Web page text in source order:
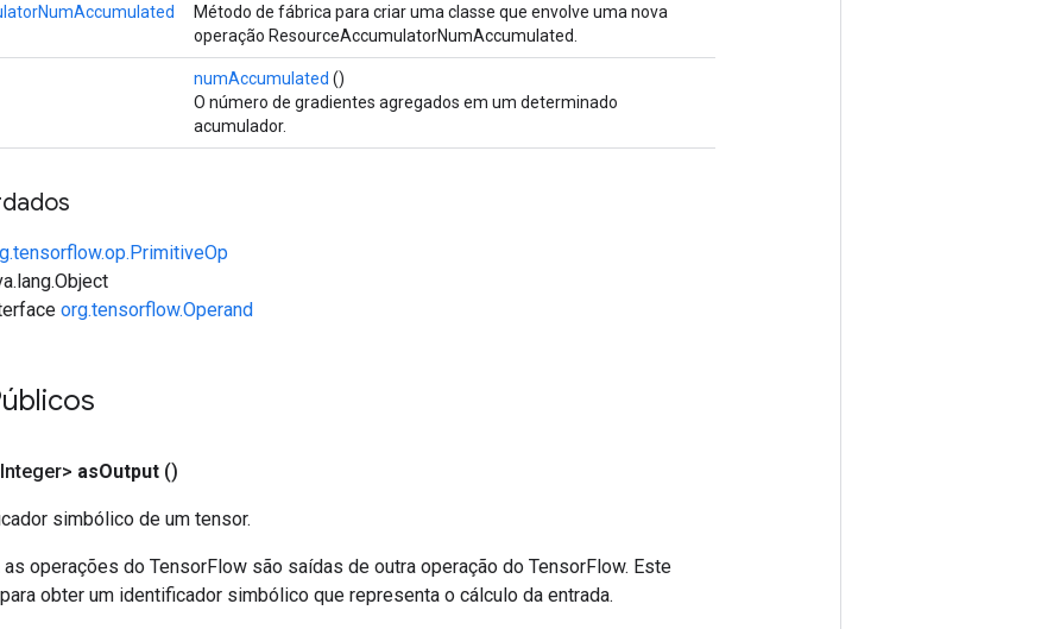
Método de fábrica para criar uma classe que envolve uma nova
operação ResourceAccumulatorNumAccumulated.
numAccumulated ()
O número de gradientes agregados em um determinado
acumulador.
org.tensorflow.Operand
asOutput ()
simbólico de um tensor.
operações do TensorFlow são saídas de outra operação do TensorFlow. Este
obter um identificador simbólico que representa o cálculo da entrada.